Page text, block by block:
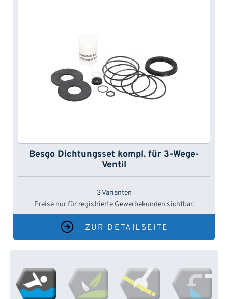
Besgo Dichtungsset kompl. für 3-Wege-
Ventil
3 Varianten
Preise nur für registrierte Gewerbekunden sichtbar.
ZUR DETAILSEITE